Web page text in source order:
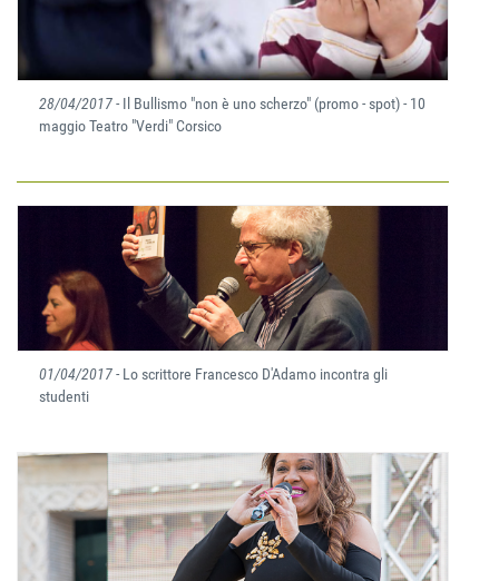
28/04/2017- Il Bullismo "non è uno scherzo" (promo - spot) - 10
maggio Teatro "Verdi" Corsico
01/04/2017- Lo scrittore Francesco D'Adamo incontra gli
studenti